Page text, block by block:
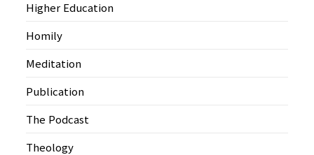
Higher Education
Homily
Meditation
Publication
The Podcast
Theology